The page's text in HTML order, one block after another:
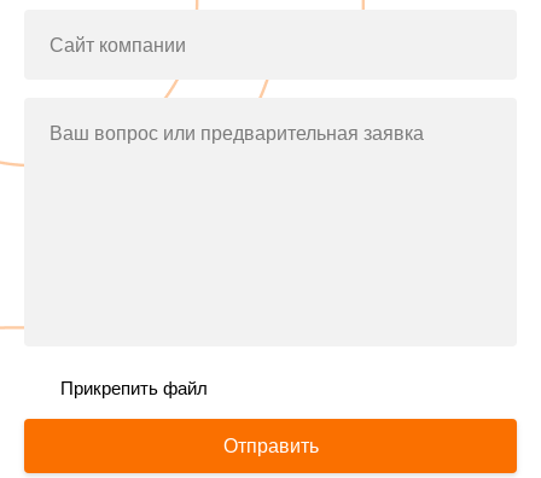
Сайт компании
Ваш вопрос или предварительная заявка
Прикрепить файл
Отправить